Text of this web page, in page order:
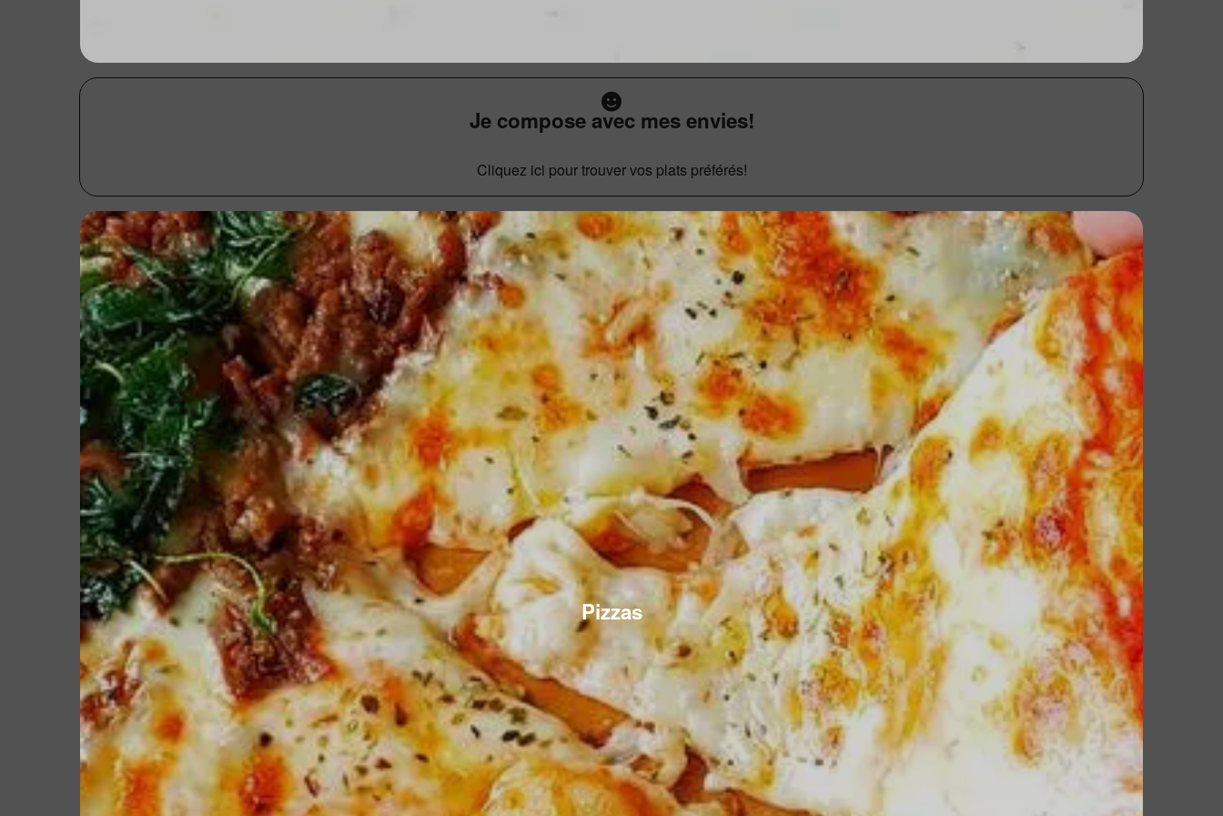
Je compose avec mes envies!
Cliquez ici pour trouver vos plats préférés!
Pizzas